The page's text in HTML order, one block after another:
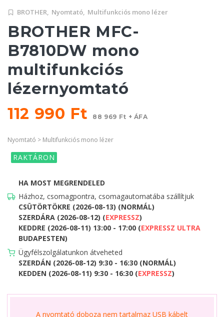
BROTHER, Nyomtató, Multifunkciós mono lézer
BROTHER MFC-
B7810DW mono
multifunkciós
lézernyomtató
112 990 Ft
88 969 Ft + ÁFA
Nyomtató > Multifunkciós mono lézer
RAKTÁRON
HA MOST MEGRENDELED
Házhoz, csomagpontra, csomagautomatába szállítjuk
CSÜTÖRTÖKRE (2026-08-13) (NORMÁL)
SZERDÁRA (2026-08-12) (EXPRESSZ)
KEDDRE (2026-08-11) 13:00 - 17:00 (EXPRESSZ ULTRA
BUDAPESTEN)
Ügyfélszolgálatunkon átveheted
SZERDÁN (2026-08-12) 9:30 - 16:30 (NORMÁL)
KEDDEN (2026-08-11) 9:30 - 16:30 (EXPRESSZ)
A nyomtató doboza nem tartalmaz USB kábelt